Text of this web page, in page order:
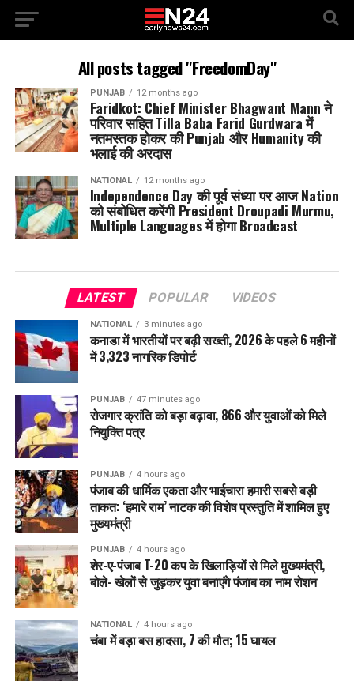
All posts tagged "FreedomDay"
PUNJAB 12 months ago
Faridkot: Chief Minister Bhagwant Mann ने
परिवार सहित Tilla Baba Farid Gurdwara में
नतमस्तक होकर की Punjab और Humanity की
भलाई की अरदास
NATIONAL 12 months ago
Independence Day की पूर्व संध्या पर आज Nation
को संबोधित करेंगी President Droupadi Murmu,
Multiple Languages में होगा Broadcast
LATEST POPULAR VIDEOS
NATIONAL 3 minutes ago
कनाडा में भारतीयों पर बढ़ी सख्ती, 2026 के पहले 6 महीनों
में 3,323 नागरिक डिपोर्ट
PUNJAB 47 minutes ago
रोजगार क्रांति को बड़ा बढ़ावा, 866 और युवाओं को मिले
नियुक्ति पत्र
PUNJAB 4 hours ago
पंजाब की धार्मिक एकता और भाईचारा हमारी सबसे बड़ी
ताकत: ‘हमारे राम’ नाटक की विशेष प्रस्तुति में शामिल हुए
मुख्यमंत्री
PUNJAB 4 hours ago
शेर-ए-पंजाब T-20 कप के खिलाड़ियों से मिले मुख्यमंत्री,
बोले- खेलों से जुड़कर युवा बनाएंगे पंजाब का नाम रोशन
NATIONAL 4 hours ago
चंबा में बड़ा बस हादसा, 7 की मौत; 15 घायल